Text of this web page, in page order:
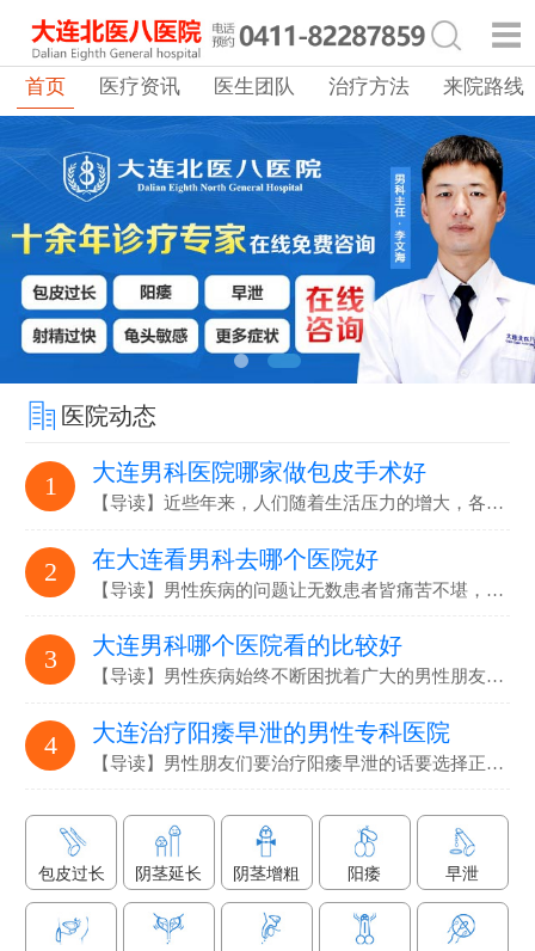
首页 医疗资讯 医生团队 治疗方法 来院路线
医院动态
1 大连男科医院哪家做包皮手术好
【导读】近些年来，人们随着生活压力的增大，各…
2 在大连看男科去哪个医院好
【导读】男性疾病的问题让无数患者皆痛苦不堪，要选…
3 大连男科哪个医院看的比较好
【导读】男性疾病始终不断困扰着广大的男性朋友们，解决男性疾病…
4 大连治疗阳痿早泄的男性专科医院
【导读】男性朋友们要治疗阳痿早泄的话要选择正规专业的男科医院…
包皮过长 阴茎延长 阴茎增粗 阳痿 早泄